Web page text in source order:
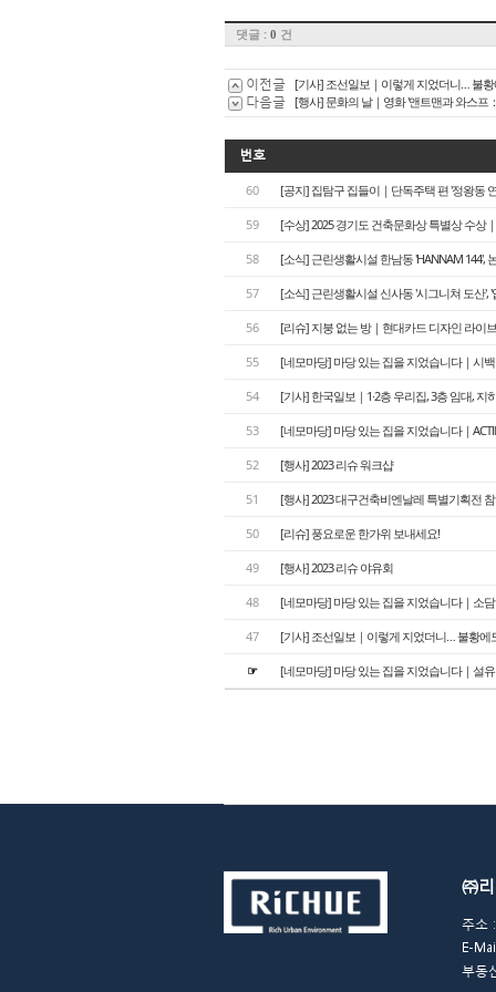
댓글 : 0 건
이전글 [기사] 조선일보｜이렇게 지었더니… 불
다음글 [행사] 문화의 날｜영화 '앤트맨과 와스프
번호
60 [공지] 집탐구 집들이｜단독주택 편 '정왕동
59 [수상] 2025 경기도 건축문화상 특별상 수상
58 [소식] 근린생활시설 한남동 'HANNAM 144',
57 [소식] 근린생활시설 신사동 '시그니쳐 도산', '
56 [리슈] 지붕 없는 방｜현대카드 디자인 라이
55 [네모마당] 마당 있는 집을 지었습니다｜시
54 [기사] 한국일보｜1·2층 우리집, 3층 임대, 지
53 [네모마당] 마당 있는 집을 지었습니다｜ACTⅡ
52 [행사] 2023 리슈 워크샵
51 [행사] 2023 대구건축비엔날레 특별기획전
50 [리슈] 풍요로운 한가위 보내세요!
49 [행사] 2023 리슈 야유회
48 [네모마당] 마당 있는 집을 지었습니다｜소
47 [기사] 조선일보｜이렇게 지었더니… 불황에
☞ [네모마당] 마당 있는 집을 지었습니다｜설
㈜
주소
E-
부동